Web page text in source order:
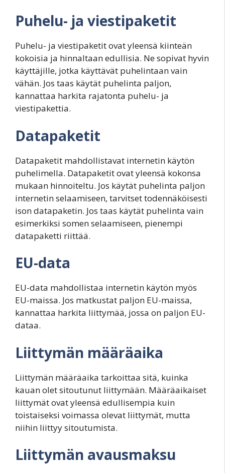
Puhelu- ja viestipaketit
Puhelu- ja viestipaketit ovat yleensä kiinteän
kokoisia ja hinnaltaan edullisia. Ne sopivat hyvin
käyttäjille, jotka käyttävät puhelintaan vain
vähän. Jos taas käytät puhelinta paljon,
kannattaa harkita rajatonta puhelu- ja
viestipakettia.
Datapaketit
Datapaketit mahdollistavat internetin käytön
puhelimella. Datapaketit ovat yleensä kokonsa
mukaan hinnoiteltu. Jos käytät puhelinta paljon
internetin selaamiseen, tarvitset todennäköisesti
ison datapaketin. Jos taas käytät puhelinta vain
esimerkiksi somen selaamiseen, pienempi
datapaketti riittää.
EU-data
EU-data mahdollistaa internetin käytön myös
EU-maissa. Jos matkustat paljon EU-maissa,
kannattaa harkita liittymää, jossa on paljon EU-
dataa.
Liittymän määräaika
Liittymän määräaika tarkoittaa sitä, kuinka
kauan olet sitoutunut liittymään. Määräaikaiset
liittymät ovat yleensä edullisempia kuin
toistaiseksi voimassa olevat liittymät, mutta
niihin liittyy sitoutumista.
Liittymän avausmaksu